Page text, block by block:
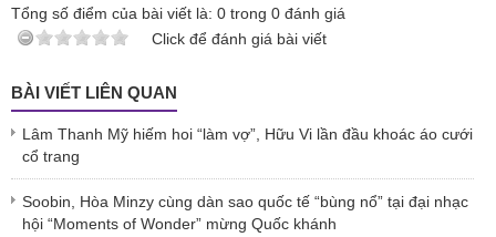
Tổng số điểm của bài viết là: 0 trong 0 đánh giá
Click để đánh giá bài viết
BÀI VIẾT LIÊN QUAN
Lâm Thanh Mỹ hiếm hoi “làm vợ”, Hữu Vi lần đầu khoác áo cưới
cổ trang
Soobin, Hòa Minzy cùng dàn sao quốc tế “bùng nổ” tại đại nhạc
hội “Moments of Wonder” mừng Quốc khánh